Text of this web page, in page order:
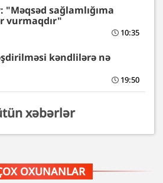
"Məqsəd sağlamlığıma
vurmaqdır"
10:35
kəndlilərə nə
19:50
xəbərlər
OXUNANLAR